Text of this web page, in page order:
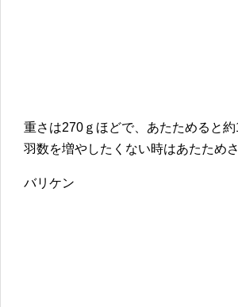
重さは270ｇほどで、あたためると
羽数を増やしたくない時はあたため
バリケン